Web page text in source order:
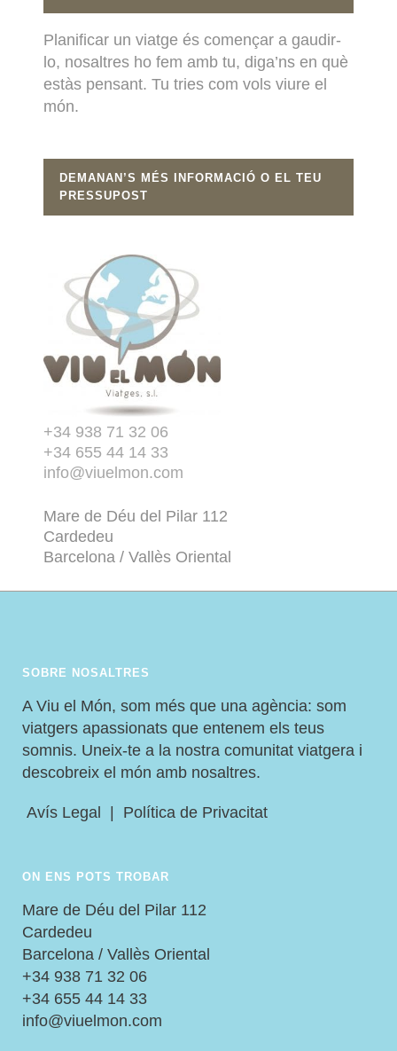
Planificar un viatge és començar a gaudir-
lo, nosaltres ho fem amb tu, diga’ns en què
estàs pensant. Tu tries com vols viure el
món.
DEMANAN’S MÉS INFORMACIÓ O EL TEU
PRESSUPOST
+34 938 71 32 06
+34 655 44 14 33
info@viuelmon.com
Mare de Déu del Pilar 112
Cardedeu
Barcelona / Vallès Oriental
SOBRE NOSALTRES
A Viu el Món, som més que una agència: som
viatgers apassionats que entenem els teus
somnis. Uneix-te a la nostra comunitat viatgera i
descobreix el món amb nosaltres.
Avís Legal Política de Privacitat
ON ENS POTS TROBAR
Mare de Déu del Pilar 112
Cardedeu
Barcelona / Vallès Oriental
+34 938 71 32 06
+34 655 44 14 33
info@viuelmon.com